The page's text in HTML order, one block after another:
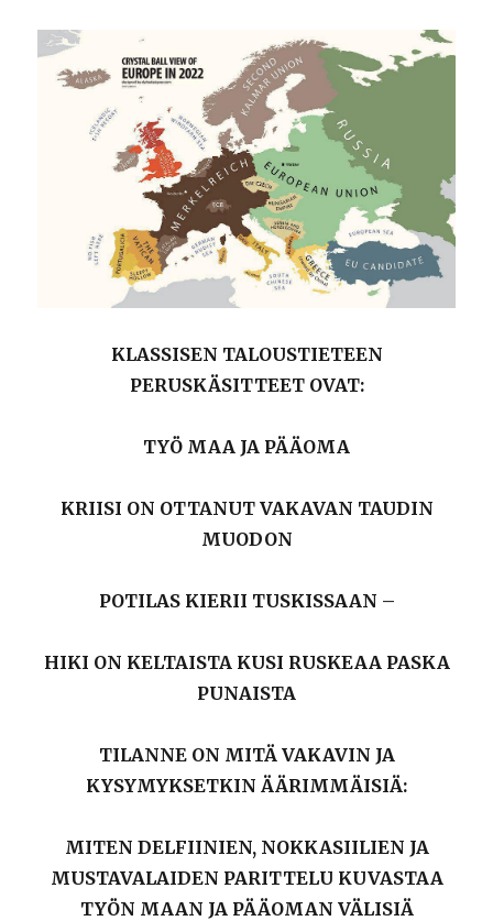
KLASSISEN TALOUSTIETEEN
PERUSKÄSITTEET OVAT:
TYÖ MAA JA PÄÄOMA
KRIISI ON OTTANUT VAKAVAN TAUDIN
MUODON
POTILAS KIERII TUSKISSAAN –
HIKI ON KELTAISTA KUSI RUSKEAA PASKA
PUNAISTA
TILANNE ON MITÄ VAKAVIN JA
KYSYMYKSETKIN ÄÄRIMMÄISIÄ:
MITEN DELFIINIEN, NOKKASIILIEN JA
MUSTAVALAIDEN PARITTELU KUVASTAA
TYÖN MAAN JA PÄÄOMAN VÄLISIÄ